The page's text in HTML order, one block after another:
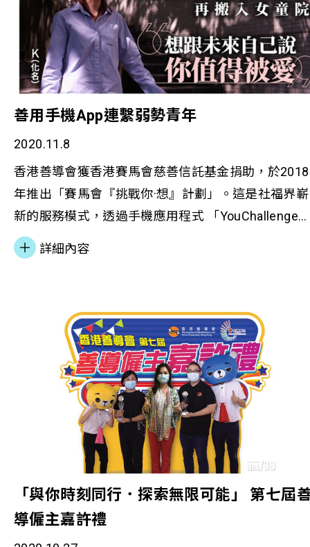
善用手機App連繫弱勢青年
2020.11.8
香港善導會獲香港賽馬會慈善信託基金捐助，於2018
年推出「賽馬會『挑戰你·想』計劃」。這是社福界嶄
新的服務模式，透過手機應用程式 「YouChallenge
主動連繫青年，鼓勵弱勢青年於現實生活中完成任
務，挑戰自我，賺取分數以獲得不同體驗和機會，從
01》訪問其中一位挑戰者K（化名）及計劃主管陳詠
芝，分享K如何從任務中發掘自身優勢，走過人生低
潮，重建一個正面的身份及自我形象。
詳細內容
「與你時刻同行．探索無限可能」 第七屆
導僱主嘉許禮